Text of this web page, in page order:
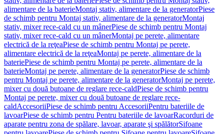
alimentare de la baterieMontaj stativ, alimentare de la generatorPiese
de schimb pentru Montaj stativ, alimentare de la generatorMontaj
stativ, mixer rece-cald cu un mânerPiese de schimb pentru Montaj
stativ, mixer rece-cald cu un mânerMontaj pe perete, alimentare
electrică de la reţeaPiese de schimb pentru Montaj pe perete,
alimentare electrică de la reţeaMontaj pe perete, alimentare de la
bateriePiese de schimb pentru Montaj pe perete, alimentare de la
baterieMontaj pe perete, alimentare de la generatorPiese de schimb
pentru Montaj pe perete, alimentare de la generatorMontaj pe perete,
mixer cu două butoane de reglare rece-caldPiese de schimb pentru
Montaj pe perete, mixer cu două butoane de reglare rece-
caldAccesoriiPiese de schimb pentru AccesoriiPentru bateriile de
lavoarPiese de schimb pentru Pentru bateriile de lavoarRacorduri de
aparate pentru zona de spălare, lavoar, aparate şi spălătorSifoane